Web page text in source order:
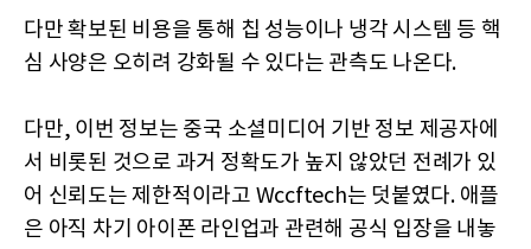
다만 확보된 비용을 통해 칩 성능이나 냉각 시스템 등 핵
심 사양은 오히려 강화될 수 있다는 관측도 나온다.
다만, 이번 정보는 중국 소셜미디어 기반 정보 제공자에
서 비롯된 것으로 과거 정확도가 높지 않았던 전례가 있
어 신뢰도는 제한적이라고 Wccftech는 덧붙였다. 애플
은 아직 차기 아이폰 라인업과 관련해 공식 입장을 내놓